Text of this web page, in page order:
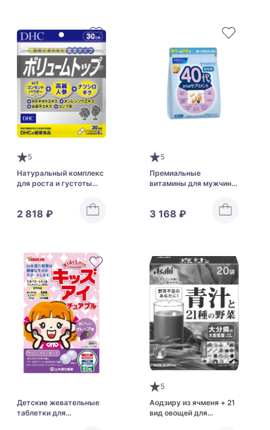
5
Натуральный комплекс
для роста и густоты
2 818 ₽
5
Премиальные
витамины для мужчин
3 168 ₽
Детские жевательные
таблетки для
5
Аодзиру из ячменя + 21
вид овощей для